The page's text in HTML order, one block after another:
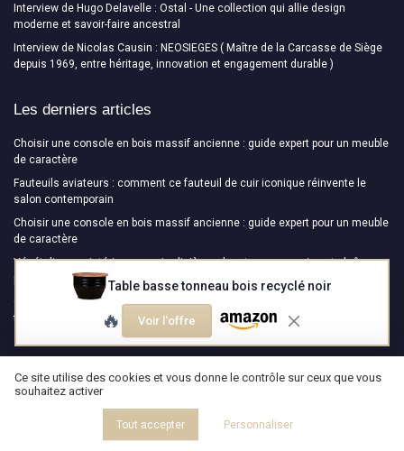
Table basse tonneau bois recyclé noir
🔥 Voir l'offre
Interview de Hugo Delavelle : Ostal - Une collection qui allie design
moderne et savoir-faire ancestral
Interview de Nicolas Causin : NEOSIEGES ( Maître de la Carcasse de Siège
depuis 1969, entre héritage, innovation et engagement durable )
Les derniers articles
Choisir une console en bois massif ancienne : guide expert pour un meuble
de caractère
Fauteuils aviateurs : comment ce fauteuil de cuir iconique réinvente le
salon contemporain
Choisir une console en bois massif ancienne : guide expert pour un meuble
de caractère
Végétaliser un intérieur sans jardinière : claustra, suspension et alcôve
plantée
Cloison amovible pour bureau professionnel : repenser les espaces de
travail avec élégance et précision
Ce site utilise des cookies et vous donne le contrôle sur ceux que vous
souhaitez activer
Tout accepter Personnaliser